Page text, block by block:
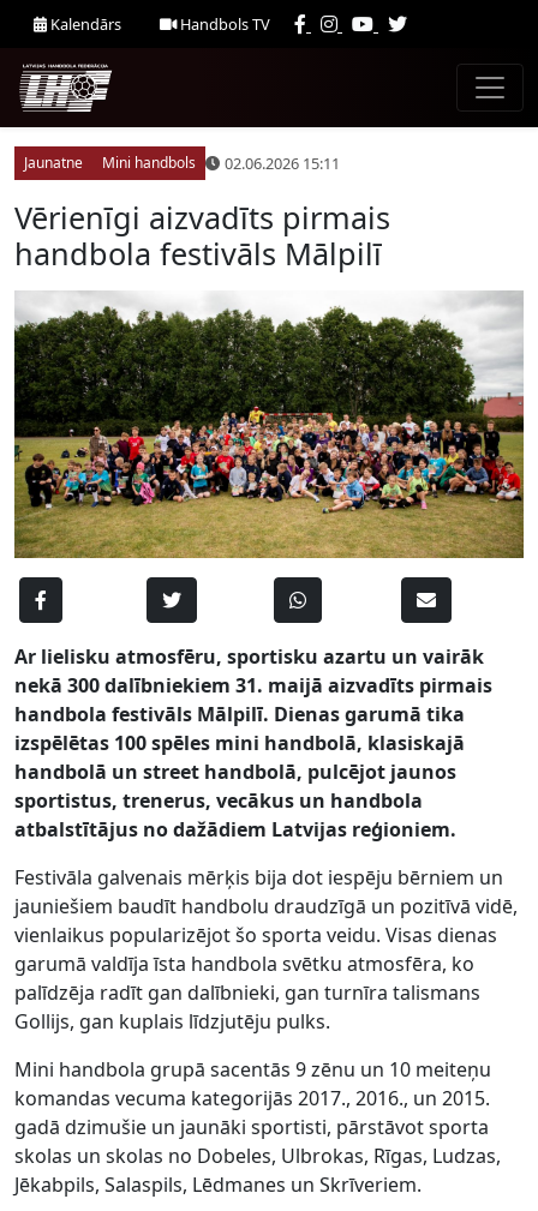
Kalendārs Handbols TV
Jaunatne Mini handbols 02.06.2026 15:11
Vērienīgi aizvadīts pirmais
handbola festivāls Mālpilī
Ar lielisku atmosfēru, sportisku azartu un vairāk
nekā 300 dalībniekiem 31. maijā aizvadīts pirmais
handbola festivāls Mālpilī. Dienas garumā tika
izspēlētas 100 spēles mini handbolā, klasiskajā
handbolā un street handbolā, pulcējot jaunos
sportistus, trenerus, vecākus un handbola
atbalstītājus no dažādiem Latvijas reģioniem.
Festivāla galvenais mērķis bija dot iespēju bērniem un
jauniešiem baudīt handbolu draudzīgā un pozitīvā vidē,
vienlaikus popularizējot šo sporta veidu. Visas dienas
garumā valdīja īsta handbola svētku atmosfēra, ko
palīdzēja radīt gan dalībnieki, gan turnīra talismans
Gollijs, gan kuplais līdzjutēju pulks.
Mini handbola grupā sacentās 9 zēnu un 10 meiteņu
komandas vecuma kategorijās 2017., 2016., un 2015.
gadā dzimušie un jaunāki sportisti, pārstāvot sporta
skolas un skolas no Dobeles, Ulbrokas, Rīgas, Ludzas,
Jēkabpils, Salaspils, Lēdmanes un Skrīveriem.